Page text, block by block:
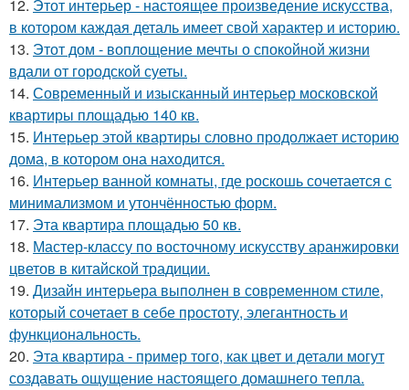
12. Этот интерьер - настоящее произведение искусства,
в котором каждая деталь имеет свой характер и историю.
13. Этот дом - воплощение мечты о спокойной жизни
вдали от городской суеты.
14. Современный и изысканный интерьер московской
квартиры площадью 140 кв.
15. Интерьер этой квартиры словно продолжает историю
дома, в котором она находится.
16. Интерьер ванной комнаты, где роскошь сочетается с
минимализмом и утончённостью форм.
17. Эта квартира площадью 50 кв.
18. Мастер-классу по восточному искусству аранжировки
цветов в китайской традиции.
19. Дизайн интерьера выполнен в современном стиле,
который сочетает в себе простоту, элегантность и
функциональность.
20. Эта квартира - пример того, как цвет и детали могут
создавать ощущение настоящего домашнего тепла.